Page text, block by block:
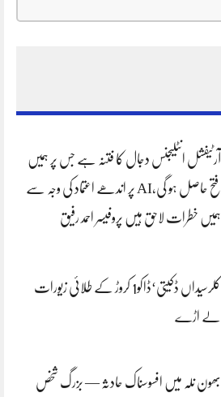
آرٹیفشل انٹلیجنس دجال کا فتنہ ہے جس پر ہمیں
فتح حاصل ہو گی،AI پر اندھے اعتماد کی وجہ سے
ہمیں خطرات لاحق ہیں پروفیسر احمد رفیق
کلرسیداں ڈکیتی‘ڈاکو1 کروڑ کے طلائی زیورات
لے اڑے
بھون نلہ میں افسوسناک حادثہ — بزرگ شخص